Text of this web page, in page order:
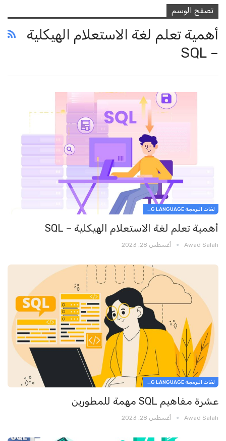
تصفح الوسم
أهمية تعلم لغة الاستعلام الهيكلية
– SQL
لغات البرمجة PROGRAMMING LANGUAGE
أهمية تعلم لغة الاستعلام الهيكلية – SQL
Awad Salah أغسطس 28, 2023
لغات البرمجة PROGRAMMING LANGUAGE
عشرة مفاهيم SQL مهمة للمطورين
Awad Salah أغسطس 28, 2023